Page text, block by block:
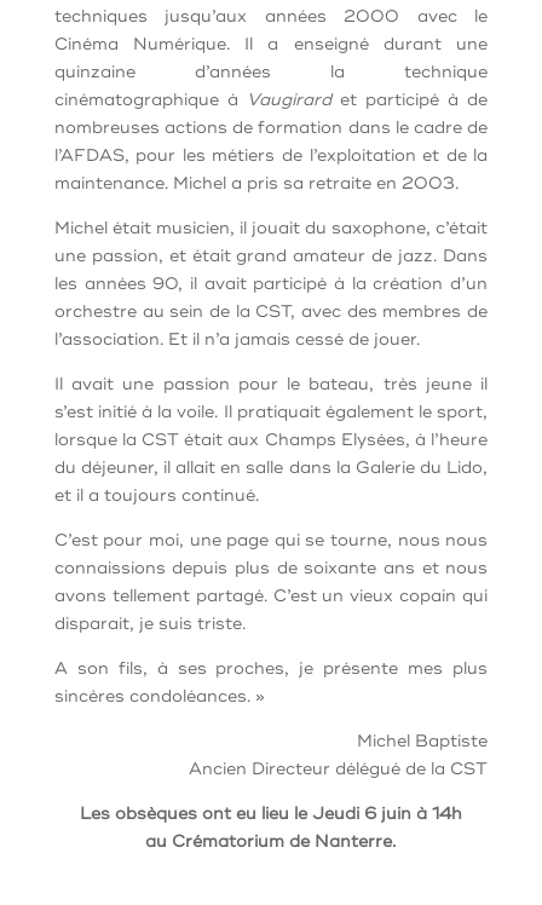
techniques jusqu’aux années 2000 avec le
Cinéma Numérique. Il a enseigné durant une
quinzaine d’années la technique
cinématographique à
Vaugirardet participé à de
nombreuses actions de formation dans le cadre de
l’AFDAS, pour les métiers de l’exploitation et de la
maintenance. Michel a pris sa retraite en 2003.
Michel était musicien, il jouait du saxophone, c’était
une passion, et était grand amateur de jazz. Dans
les années 90, il avait participé à la création d’un
orchestre au sein de la CST, avec des membres de
l’association. Et il n’a jamais cessé de jouer.
Il avait une passion pour le bateau, très jeune il
s’est initié à la voile. Il pratiquait également le sport,
lorsque la CST était aux Champs Elysées, à l’heure
du déjeuner, il allait en salle dans la Galerie du Lido,
et il a toujours continué.
C’est pour moi, une page qui se tourne, nous nous
connaissions depuis plus de soixante ans et nous
avons tellement partagé. C’est un vieux copain qui
disparait, je suis triste.
A son fils, à ses proches, je présente mes plus
sincères condoléances. »
Michel Baptiste
Ancien Directeur délégué de la CST
Les obsèques ont eu lieu le Jeudi 6 juin à 14h
au Crématorium de Nanterre.